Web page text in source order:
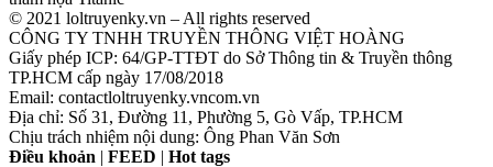
© 2021 loltruyenky.vn – All rights reserved
CÔNG TY TNHH TRUYỀN THÔNG VIỆT HOÀNG
Giấy phép ICP: 64/GP-TTĐT do Sở Thông tin & Truyền thông
TP.HCM cấp ngày 17/08/2018
Email: contactloltruyenky.vncom.vn
Địa chỉ: Số 31, Đường 11, Phường 5, Gò Vấp, TP.HCM
Chịu trách nhiệm nội dung: Ông Phan Văn Sơn
Điều khoản | FEED | Hot tags